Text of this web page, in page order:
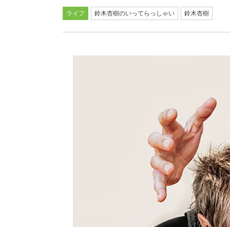
ライフ 鈴木杏樹のいってらっしゃい 鈴木杏樹